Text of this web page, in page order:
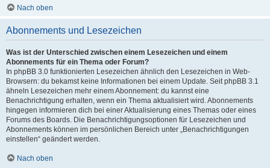
Nach oben
Abonnements und Lesezeichen
Was ist der Unterschied zwischen einem Lesezeichen und einem
Abonnements für ein Thema oder Forum?
In phpBB 3.0 funktionierten Lesezeichen ähnlich den Lesezeichen in Web-
Browsern: du bekamst keine Informationen bei einem Update. Seit phpBB 3.1
ähneln Lesezeichen mehr einem Abonnement: du kannst eine
Benachrichtigung erhalten, wenn ein Thema aktualisiert wird. Abonnements
hingegen informieren dich bei einer Aktualisierung eines Themas oder eines
Forums des Boards. Die Benachrichtigungsoptionen für Lesezeichen und
Abonnements können im persönlichen Bereich unter „Benachrichtigungen
einstellen“ geändert werden.
Nach oben